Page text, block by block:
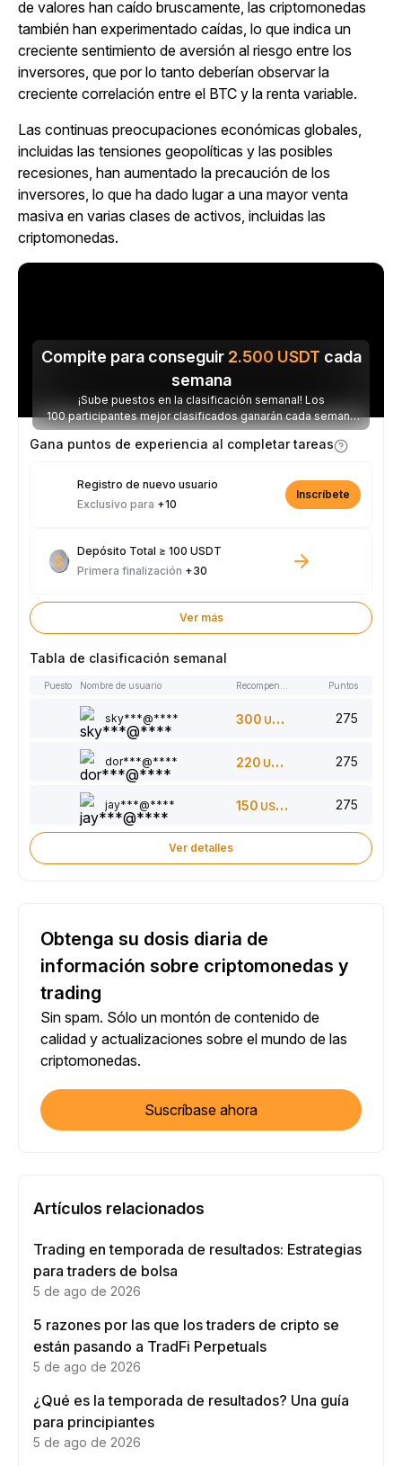
de valores han caído bruscamente, las criptomonedas
también han experimentado caídas, lo que indica un
creciente sentimiento de aversión al riesgo entre los
inversores, que por lo tanto deberían observar la
creciente correlación entre el BTC y la renta variable.
Las continuas preocupaciones económicas globales,
incluidas las tensiones geopolíticas y las posibles
recesiones, han aumentado la precaución de los
inversores, lo que ha dado lugar a una mayor venta
masiva en varias clases de activos, incluidas las
criptomonedas.
Compite para conseguir 2.500 USDT cada
semana
¡Sube puestos en la clasificación semanal! Los
100 participantes mejor clasificados ganarán cada semana
parte de los 2.500 USDT disponibles.
Gana puntos de experiencia al completar tareas
Registro de nuevo usuario
Exclusivo para +10
Inscríbete
Depósito Total ≥ 100 USDT
Primera finalización +30
Ver más
Tabla de clasificación semanal
Puesto Nombre de usuario Puntos
sky***@**** 300 USDT 275
dor***@**** 220 USDT 275
jay***@**** 150 USDT 275
Ver detalles
Obtenga su dosis diaria de
información sobre criptomonedas y
trading
Sin spam. Sólo un montón de contenido de
calidad y actualizaciones sobre el mundo de las
criptomonedas.
Suscríbase ahora
Artículos relacionados
Trading en temporada de resultados: Estrategias
para traders de bolsa
5 de ago de 2026
5 razones por las que los traders de cripto se
están pasando a TradFi Perpetuals
5 de ago de 2026
¿Qué es la temporada de resultados? Una guía
para principiantes
5 de ago de 2026